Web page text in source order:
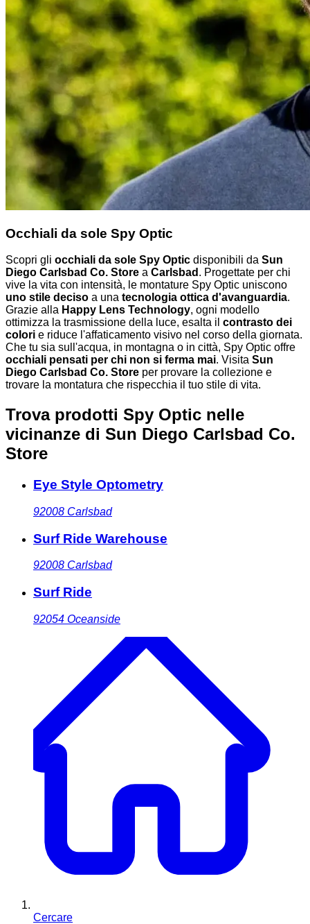
Occhiali da sole Spy Optic
Scopri gli occhiali da sole Spy Optic disponibili da Sun
Diego Carlsbad Co. Store a Carlsbad . Progettate per chi
vive la vita con intensità, le montature Spy Optic uniscono
uno stile deciso a una tecnologia ottica d'avanguardia.
Grazie alla Happy Lens Technology, ogni modello
ottimizza la trasmissione della luce, esalta il contrasto dei
colori e riduce l'affaticamento visivo nel corso della giornata.
Che tu sia sull'acqua, in montagna o in città, Spy Optic offre
occhiali pensati per chi non si ferma mai. Visita Sun
Diego Carlsbad Co. Store per provare la collezione e
trovare la montatura che rispecchia il tuo stile di vita.
Trova prodotti Spy Optic nelle
vicinanze di Sun Diego Carlsbad Co.
Store
Eye Style Optometry
92008 Carlsbad
Surf Ride Warehouse
92008 Carlsbad
Surf Ride
92054 Oceanside
Cercare